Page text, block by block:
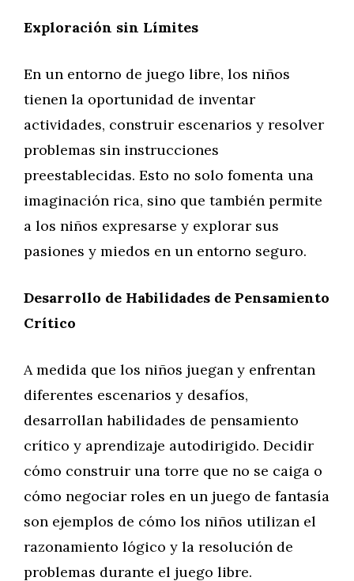
Exploración sin Límites
En un entorno de juego libre, los niños
tienen la oportunidad de inventar
actividades, construir escenarios y resolver
problemas sin instrucciones
preestablecidas. Esto no solo fomenta una
imaginación rica, sino que también permite
a los niños expresarse y explorar sus
pasiones y miedos en un entorno seguro.
Desarrollo de Habilidades de Pensamiento
Crítico
A medida que los niños juegan y enfrentan
diferentes escenarios y desafíos,
desarrollan habilidades de pensamiento
crítico y aprendizaje autodirigido. Decidir
cómo construir una torre que no se caiga o
cómo negociar roles en un juego de fantasía
son ejemplos de cómo los niños utilizan el
razonamiento lógico y la resolución de
problemas durante el juego libre.